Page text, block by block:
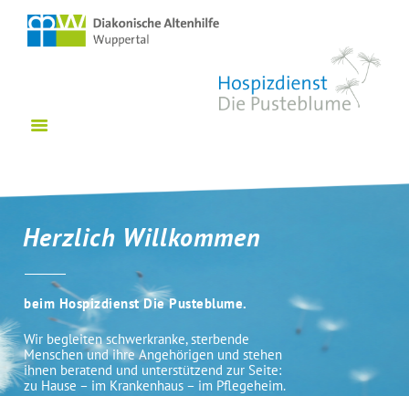
HOME
WER WIR SIND
VERANSTALTUNGEN
KONTAKT
SPENDEN
INTERN
Herzlich Willkommen
Wir begleiten schwerkranke, sterbende
Menschen und ihre Angehörigen und stehen
ihnen beratend und unterstützend zur Seite:
zu Hause – im Krankenhaus – im Pflegeheim.
beim Hospizdienst Die Pusteblume.